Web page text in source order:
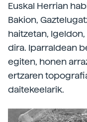
Euskal Herrian
Bakion,
haitzetan,
dira. Iparraldean
egiten, honen
ertzaren
daitekeelarik.